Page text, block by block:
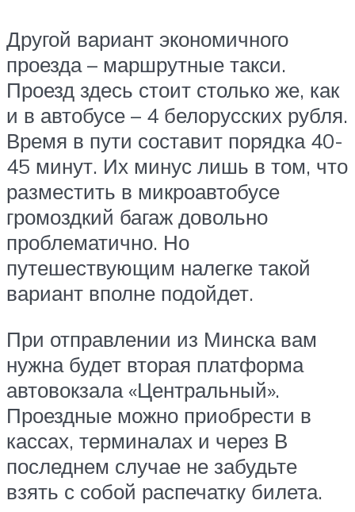
Другой вариант экономичного
проезда – маршрутные такси.
Проезд здесь стоит столько же, как
и в автобусе – 4 белорусских рубля.
Время в пути составит порядка 40-
45 минут. Их минус лишь в том, что
разместить в микроавтобусе
громоздкий багаж довольно
проблематично. Но
путешествующим налегке такой
вариант вполне подойдет.
При отправлении из Минска вам
нужна будет вторая платформа
автовокзала «Центральный».
Проездные можно приобрести в
кассах, терминалах и через В
последнем случае не забудьте
взять с собой распечатку билета.